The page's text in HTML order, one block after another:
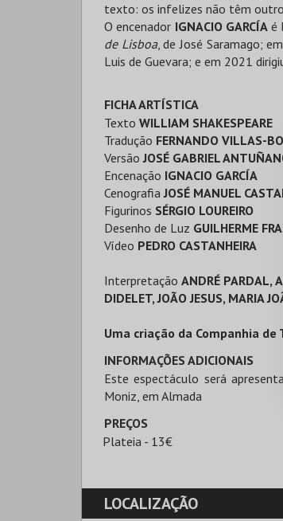
texto: os infelizes não têm outro
O encenador IGNACIO GARCÍAé
de Lisboa, de José Saramago;
Luis de Guevara; e em 2021
FICHA ARTÍSTICA
Texto WILLIAM SHAKESPEARE
Tradução FERNANDO VILLAS-
VersãoJOSÉ GABRIEL
Encenação IGNACIO GARCÍA
CenografiaJOSÉ MANUEL
Figurinos SÉRGIO LOUREIRO
Desenho de Luz GUILHERME
Vídeo PEDRO CASTANHEIRA
InterpretaçãoANDRÉ PARDAL,
DIDELET, JOÃO JESUS, MARIA
Uma criação da Companhia de
INFORMAÇÕES ADICIONAIS
Este espectáculo será
Moniz, em Almada
PREÇOS
Plateia - 13€
LOCALIZAÇÃO